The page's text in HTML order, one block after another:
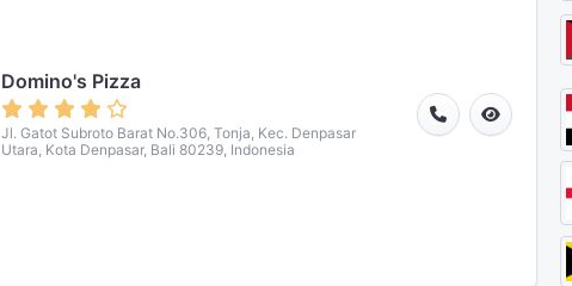
Domino's Pizza
Jl. Gatot Subroto Barat No.306, Tonja, Kec. Denpasar
Utara, Kota Denpasar, Bali 80239, Indonesia